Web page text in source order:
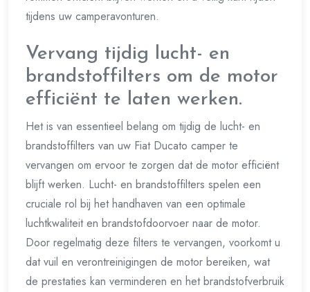
tijdens uw camperavonturen.
Vervang tijdig lucht- en
brandstoffilters om de motor
efficiënt te laten werken.
Het is van essentieel belang om tijdig de lucht- en
brandstoffilters van uw Fiat Ducato camper te
vervangen om ervoor te zorgen dat de motor efficiënt
blijft werken. Lucht- en brandstoffilters spelen een
cruciale rol bij het handhaven van een optimale
luchtkwaliteit en brandstofdoorvoer naar de motor.
Door regelmatig deze filters te vervangen, voorkomt u
dat vuil en verontreinigingen de motor bereiken, wat
de prestaties kan verminderen en het brandstofverbruik